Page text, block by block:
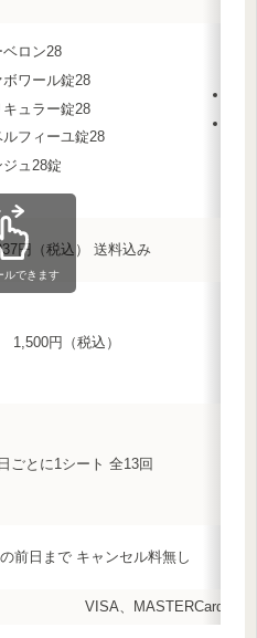
ベロン28
ボワール錠28
キュラー錠28
ルフィーユ錠28
ジュ28錠
円（税込） 送料込み
1,500円（税込）
ごとに1シート 全13回
前日まで キャンセル料無し
VISA、MASTERCard、
ルできます